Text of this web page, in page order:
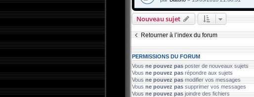
Nouveau sujet
Retourner à l’index du forum
PERMISSIONS DU FORUM
Vousne pouvez pasposter de nouveaux sujets
Vous ne pouvez pas répondre aux sujets
Vousne pouvez pasmodifier vos messages
Vous ne pouvez pas supprimer vos messages
Vousne pouvez pasjoindre des fichiers